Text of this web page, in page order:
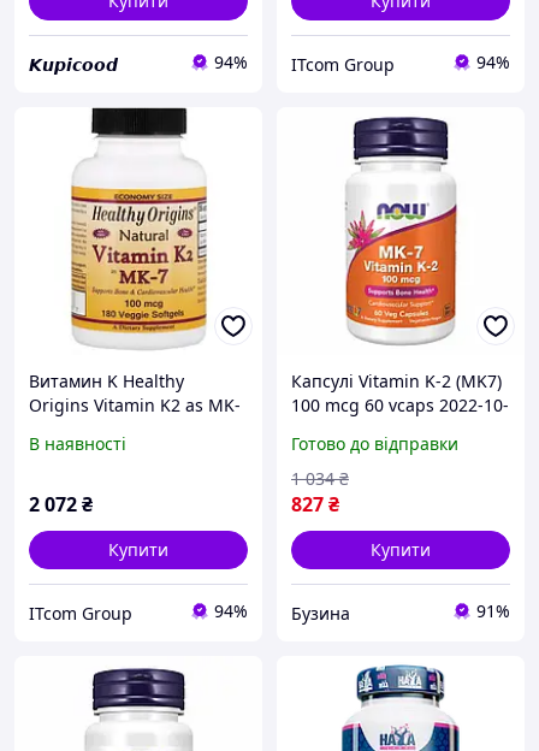
𝙆𝙪𝙥𝙞𝙘𝙤𝙤𝙙 94% ITcom Group 94%
Витамин K Healthy
Origins Vitamin K2 as MK-
(000001703)
В наявності
2 072₴
Купити
ITcom Group 94%
Капсулі Vitamin K-2 (MK7)
100 mcg 60 vcaps 2022-10-
Готово до відправки
827₴
1 034 ₴
Купити
Бузина 91%